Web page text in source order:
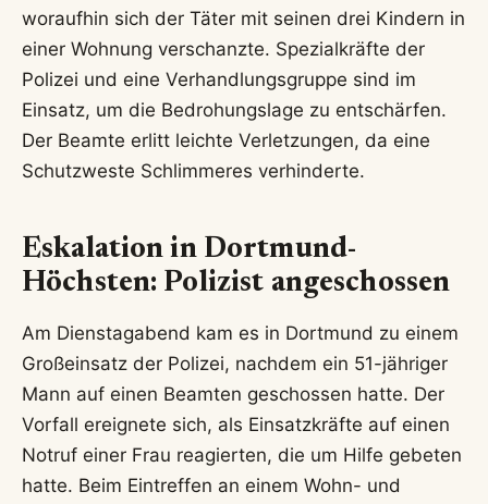
woraufhin sich der Täter mit seinen drei Kindern in
einer Wohnung verschanzte. Spezialkräfte der
Polizei und eine Verhandlungsgruppe sind im
Einsatz, um die Bedrohungslage zu entschärfen.
Der Beamte erlitt leichte Verletzungen, da eine
Schutzweste Schlimmeres verhinderte.
Eskalation in Dortmund-
Höchsten: Polizist angeschossen
Am Dienstagabend kam es in Dortmund zu einem
Großeinsatz der Polizei, nachdem ein 51-jähriger
Mann auf einen Beamten geschossen hatte. Der
Vorfall ereignete sich, als Einsatzkräfte auf einen
Notruf einer Frau reagierten, die um Hilfe gebeten
hatte. Beim Eintreffen an einem Wohn- und